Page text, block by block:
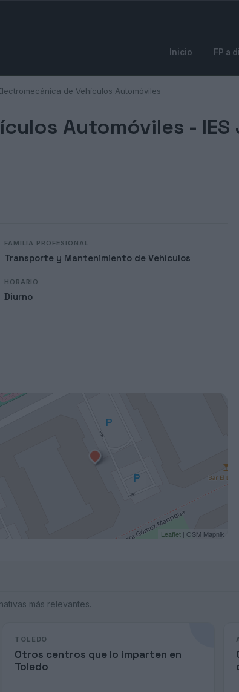
Inicio FP a
de Vehículos Automóviles
Automóviles -
FAMILIA PROFESIONAL
Transporte y Mantenimiento de Vehículos
HORARIO
Diurno
Leaflet| OSM Mapnik
más relevantes.
TOLEDO
Otros centros que lo imparten en
Toledo